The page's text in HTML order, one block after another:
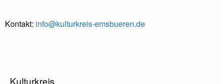
Kontakt: info@kulturkreis-emsbueren.de
Kulturkreis